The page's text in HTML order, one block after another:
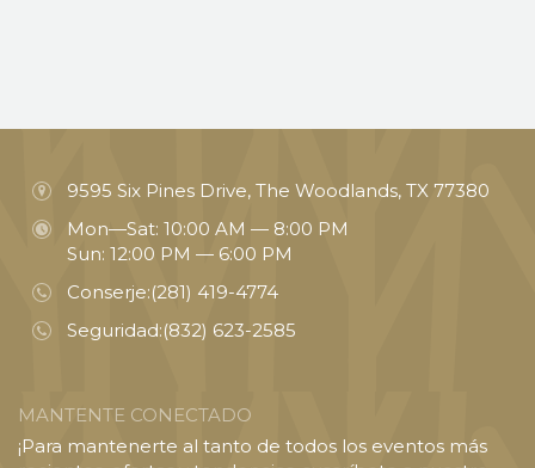
9595 Six Pines Drive, The Woodlands, TX 77380
Mon—Sat: 10:00 AM — 8:00 PM
Sun: 12:00 PM — 6:00 PM
Conserje:(281) 419-4774
Seguridad:(832) 623-2585
MANTENTE CONECTADO
¡Para mantenerte al tanto de todos los eventos más